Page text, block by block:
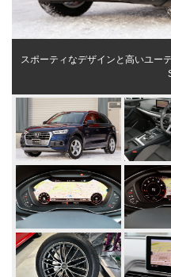
スポーティなデザインと高いユー